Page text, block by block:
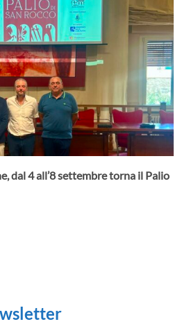
dal 4 all’8 settembre torna il Palio